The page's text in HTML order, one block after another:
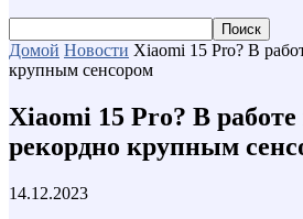
Домой Новости Xiaomi 15 Pro? В
крупным сенсором
Xiaomi 15 Pro? В работе
рекордно крупным
14.12.2023